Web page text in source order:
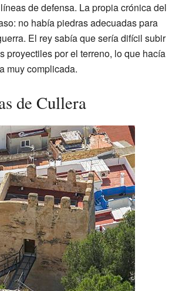
de defensa. La propia crónica del
no había piedras adecuadas para
El rey sabía que sería difícil subir
proyectiles por el terreno, lo que hacía
muy complicada.
de Cullera